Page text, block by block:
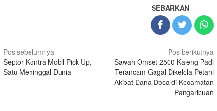
SEBARKAN
Navigasi
pos
Pos sebelumnya
Septor Kontra Mobil Pick Up,
Satu Meninggal Dunia
Pos berikutnya
Sawah Omset 2500 Kaleng Padi
Terancam Gagal Dikelola Petani
Akibat Dana Desa di Kecamatan
Pangaribuan